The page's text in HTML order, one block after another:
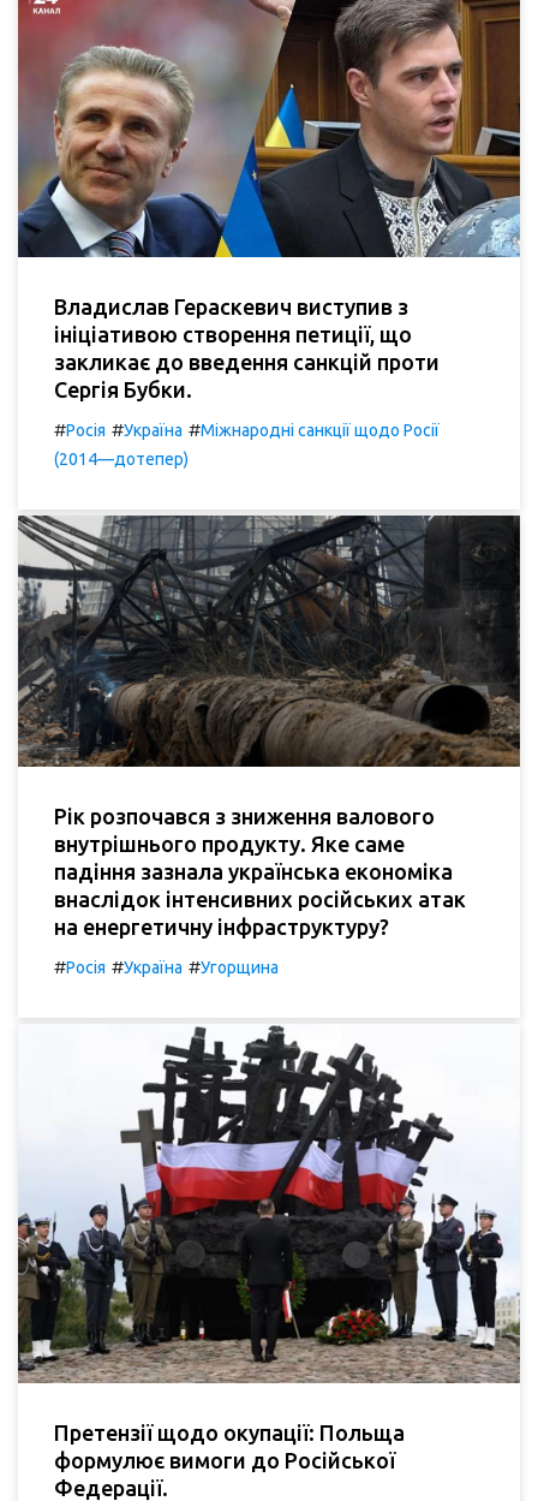
Владислав Гераскевич виступив з
ініціативою створення петиції, що
закликає до введення санкцій проти
Сергія Бубки.
#Росія #Україна #Міжнародні санкції щодо Росії
(2014—дотепер)
Рік розпочався з зниження валового
внутрішнього продукту. Яке саме
падіння зазнала українська економіка
внаслідок інтенсивних російських атак
на енергетичну інфраструктуру?
#Росія #Україна #Угорщина
Претензії щодо окупації: Польща
формулює вимоги до Російської
Федерації.